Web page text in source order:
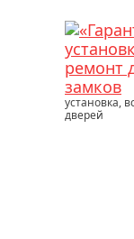
установка,
дверей